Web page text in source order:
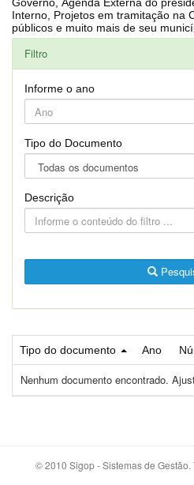
Interno, Projetos em tramitação na Câmara, Controle dos bens
públicos e muito mais de seu
Filtro
Informe o ano
Tipo do Documento
Descrição
Tipo do documento Ano
Nenhum documento encontrado.
© 2010 Sigop - Sistemas de